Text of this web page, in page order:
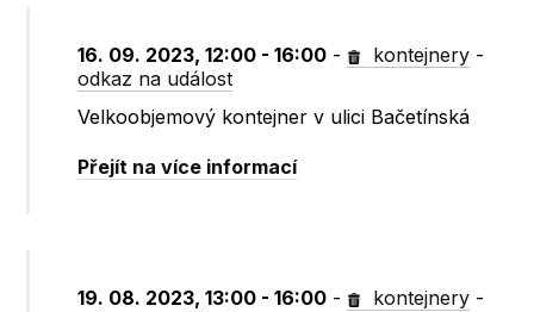
16. 09. 2023, 12:00 - 16:00 - kontejnery -
odkaz na událost
Velkoobjemový kontejner v ulici Bačetínská
Přejít na více informací
19. 08. 2023, 13:00 - 16:00 - kontejnery -